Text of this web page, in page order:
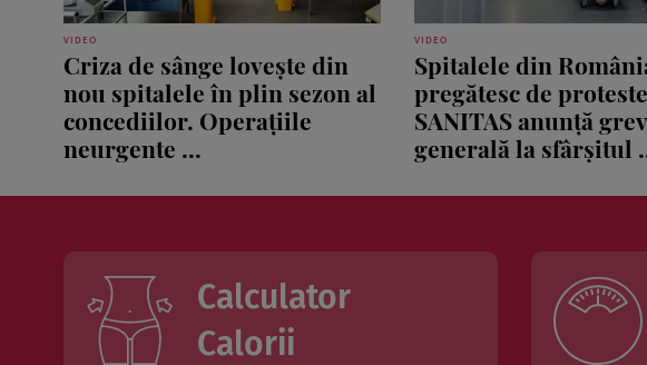
VIDEO
Criza de sânge lovește din
nou spitalele în plin sezon al
concediilor. Operațiile
neurgente ...
VIDEO
Spitalele din
pregătesc de
SANITAS anunță
generală la sfârșitul
Calculator
Calorii